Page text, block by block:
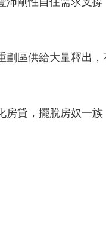
劃區供給大量釋出，
貸，擺脫房奴一族